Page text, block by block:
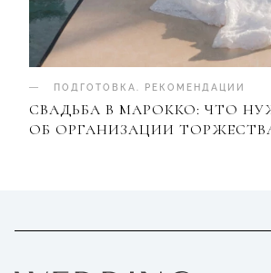
ПОДГОТОВКА РЕКОМЕНДАЦИИ
СВАДЬБА В МАРОККО: ЧТО
ОБ ОРГАНИЗАЦИИ